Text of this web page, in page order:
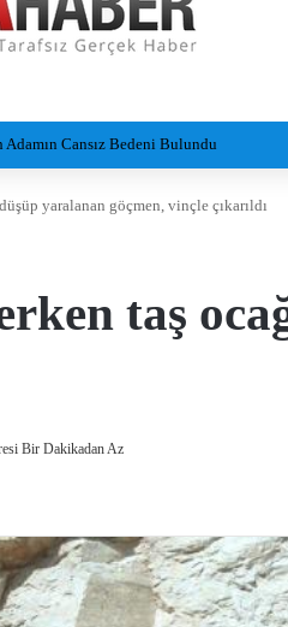
Çarptı: 29 Yaralı
yaralanan göçmen, vinçle çıkarıldı
taş
Bir Dakikadan Az